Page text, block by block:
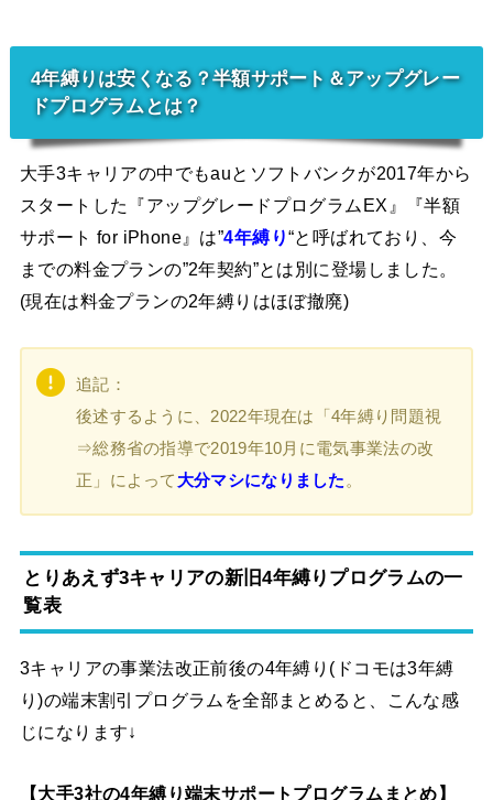
4年縛りは安くなる？半額サポート＆アップグレー
ドプログラムとは？
大手3キャリアの中でもauとソフトバンクが2017年から
スタートした『アップグレードプログラムEX』『半額
サポート for iPhone』は”4年縛り“と呼ばれており、今
までの料金プランの”2年契約”とは別に登場しました。
(現在は料金プランの2年縛りはほぼ撤廃)
追記：
後述するように、2022年現在は「4年縛り問題視
⇒総務省の指導で2019年10月に電気事業法の改
正」によって 大分マシになりました 。
とりあえず3キャリアの新旧4年縛りプログラムの一
覧表
3キャリアの事業法改正前後の4年縛り(ドコモは3年縛
り)の端末割引プログラムを全部まとめると、こんな感
じになります↓
【大手3社の4年縛り端末サポートプログラムまとめ】